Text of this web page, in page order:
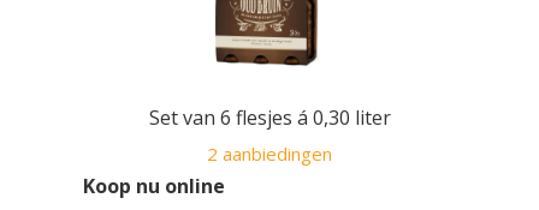
Set van 6 flesjes á 0,30 liter
2 aanbiedingen
Koop nu online